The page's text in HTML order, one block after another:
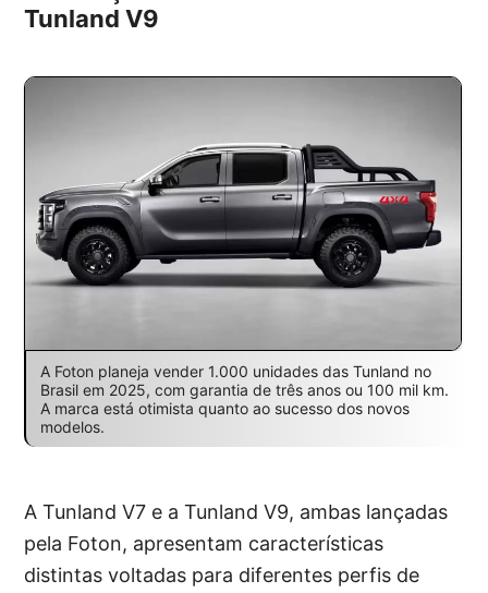
Tunland V9
A Foton planeja vender 1.000 unidades das Tunland no
Brasil em 2025, com garantia de três anos ou 100 mil km.
A marca está otimista quanto ao sucesso dos novos
modelos.
A Tunland V7 e a Tunland V9, ambas lançadas
pela Foton, apresentam características
distintas voltadas para diferentes perfis de